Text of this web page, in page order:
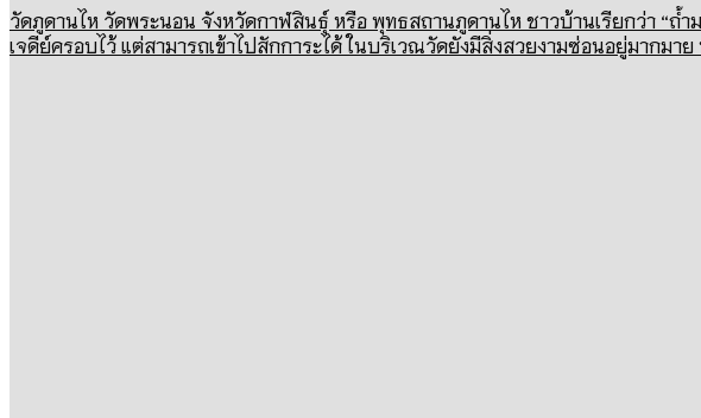
วัดภูดานไห วัดพระนอน จังหวัดกาฬสินธุ์ หรือ พุทธสถานภูดานไห ชาวบ้านเรียกว่า “ถ้
เจดีย์ครอบไว้ แต่สามารถเข้าไปสักการะได้ ในบริเวณวัดยังมีสิ่งสวยงามซ่อนอยู่มากม